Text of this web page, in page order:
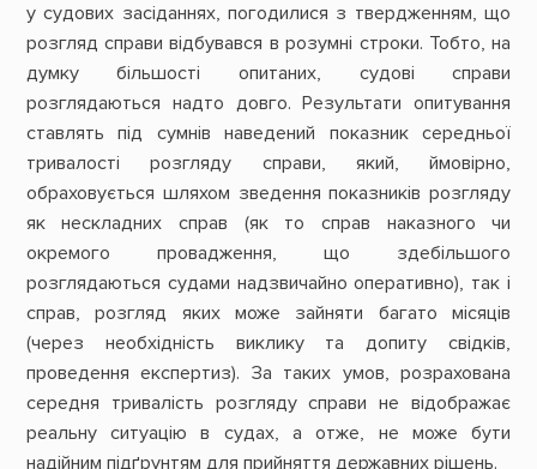
у судових засіданнях, погодилися з твердженням, що
розгляд справи відбувався в розумні строки. Тобто, на
думку більшості опитаних, судові справи
розглядаються надто довго. Результати опитування
ставлять під сумнів наведений показник середньої
тривалості розгляду справи, який, ймовірно,
обраховується шляхом зведення показників розгляду
як нескладних справ (як то справ наказного чи
окремого провадження, що здебільшого
розглядаються судами надзвичайно оперативно), так і
справ, розгляд яких може зайняти багато місяців
(через необхідність виклику та допиту свідків,
проведення експертиз). За таких умов, розрахована
середня тривалість розгляду справи не відображає
реальну ситуацію в судах, а отже, не може бути
надійним підґрунтям для прийняття державних рішень.